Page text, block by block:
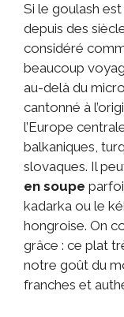
Si le goulash
depuis des
considéré
beaucoup
au-delà du
cantonné à
l’Europe
balkaniques,
slovaques. Il
en soupe
kadarka ou le
hongroise. On
grâce : ce plat
notre goût du
franches et